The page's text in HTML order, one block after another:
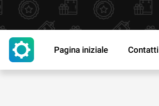
Pagina iniziale Contatti